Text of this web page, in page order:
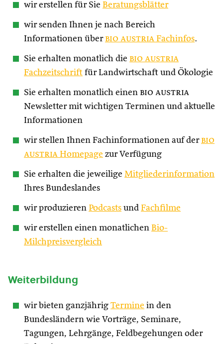
wir erstellen für Sie Beratungsblätter
wir senden Ihnen je nach Bereich
Informationen über bio austria Fachinfos.
Sie erhalten monatlich die bio austria
Fachzeitschrift für Landwirtschaft und Ökologie
Sie erhalten monatlich einen bio austria
Newsletter mit wichtigen Terminen und aktuelle
Informationen
wir stellen Ihnen Fachinformationen auf der bio
austria Homepage zur Verfügung
Sie erhalten die jeweilige Mitgliederinformation
Ihres Bundeslandes
wir produzieren Podcasts und Fachfilme
wir erstellen einen monatlichen Bio-
Milchpreisvergleich
Weiterbildung
wir bieten ganzjährig Termine in den
Bundesländern wie Vorträge, Seminare,
Tagungen, Lehrgänge, Feldbegehungen oder